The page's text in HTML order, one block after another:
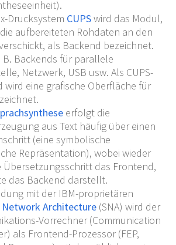
Drucksystem CUPSwird das Modul,
aufbereiteten Rohdaten an den
als Backend bezeichnet.
B. Backends für parallele
Netzwerk, USB usw. Als CUPS-
wird eine grafische Oberfläche für
erfolgt die
aus Text häufig über einen
(eine symbolische
Repräsentation), wobei wieder
Übersetzungsschritt das Frontend,
das Backend darstellt.
mit der IBM-proprietären
Network Architecture(SNA) wird der
Vorrechner (Communication
als Frontend-Prozessor (FEP,